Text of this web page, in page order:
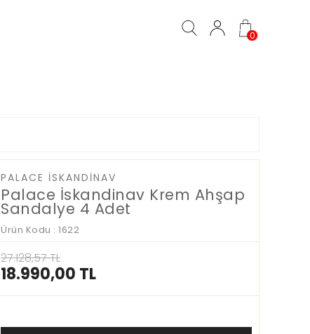
0
PALACE İSKANDINAV
Palace İskandinav Krem Ahşap
Sandalye 4 Adet
Ürün Kodu : 1622
27.128,57TL
18.990,00 TL